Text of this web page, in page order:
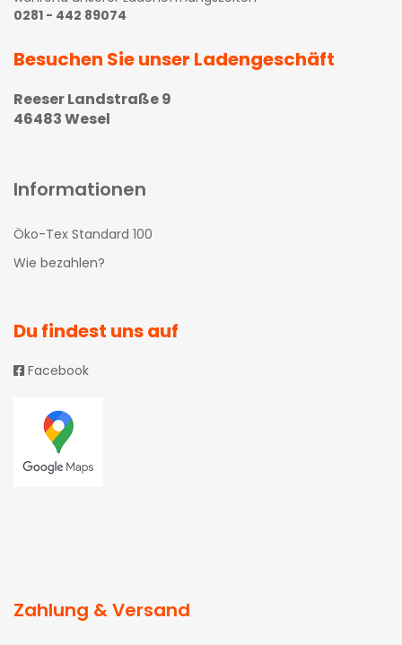
0281 - 442 89074
Besuchen Sie unser Ladengeschäft
Reeser Landstraße 9
46483 Wesel
Informationen
Öko-Tex Standard 100
Wie bezahlen?
Du findest uns auf
Facebook
Zahlung & Versand